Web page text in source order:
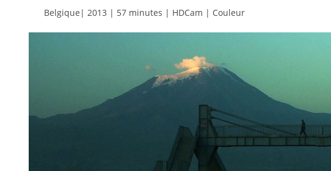
Belgique| 2013 | 57 minutes | HDCam | Couleur